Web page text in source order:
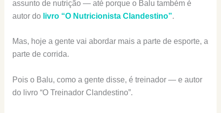
assunto de nutrição — até porque o Balu também é
autor do livro “O Nutricionista Clandestino”.
Mas, hoje a gente vai abordar mais a parte de esporte, a
parte de corrida.
Pois o Balu, como a gente disse, é treinador — e autor
do livro “O Treinador Clandestino”.